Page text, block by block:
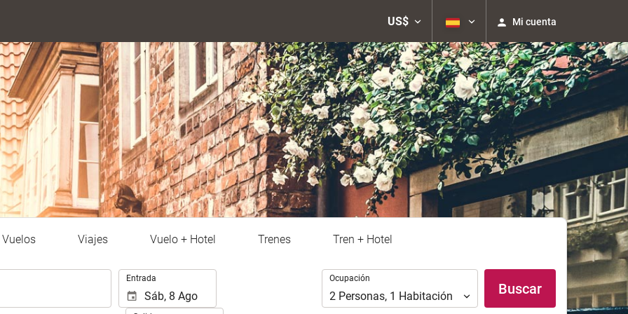
US$ Mi cuenta
Vuelos Viajes Vuelo + Hotel Trenes Tren + Hotel
Introduzca
las
fechas
Entrada Ocupación
Ocupación
2 Personas, 1 Habitación Buscar